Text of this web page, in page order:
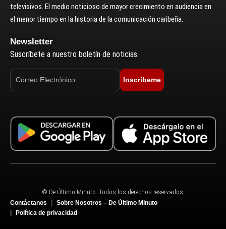
televisivos. El medio noticioso de mayor crecimiento en audiencia en
el menor tiempo en la historia de la comunicación caribeña.
Newsletter
Suscríbete a nuestro boletín de noticias.
Inscríbeme
© De Último Minuto. Todos los derechos reservados.
Contáctanos
Sobre Nosotros – De Último Minuto
Política de privacidad